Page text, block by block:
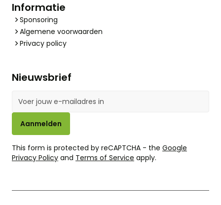
Informatie
Sponsoring
Algemene voorwaarden
Privacy policy
Nieuwsbrief
Aanmelden
This form is protected by reCAPTCHA - the Google
Privacy Policy and Terms of Service apply.